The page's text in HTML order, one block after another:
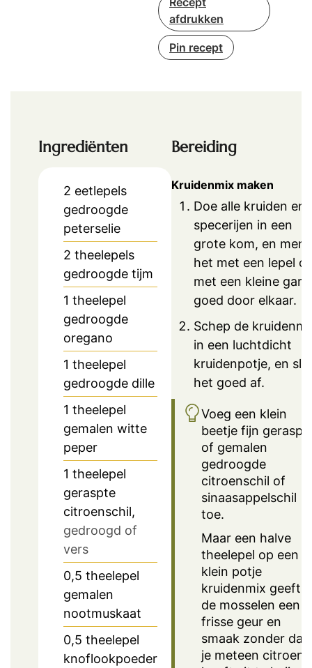
afdrukken
Pin recept
Ingrediënten
2 eetlepels
gedroogde
peterselie
2 theelepels
gedroogde tijm
1 theelepel
gedroogde
oregano
1 theelepel
gedroogde dille
1 theelepel
gemalen witte
peper
1 theelepel
geraspte
citroenschil,
gedroogd of
vers
0,5 theelepel
gemalen
nootmuskaat
0,5 theelepel
knoflookpoeder
Bereiding
Kruidenmix maken
Doe alle kruiden en
specerijen in een
grote kom, en
het met een lepel of
met een kleine
goed door elkaar.
Schep de
in een luchtdicht
kruidenpotje, en
het goed af.
Voeg een klein
beetje fijn
of gemalen
gedroogde
citroenschil of
sinaasappelschil
toe.
Maar een halve
theelepel op een
klein potje
kruidenmix geeft
de mosselen een
frisse geur en
smaak zonder dat
je meteen citroen